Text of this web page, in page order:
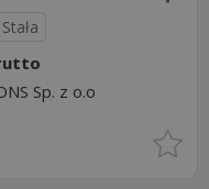
Sp. z o.o